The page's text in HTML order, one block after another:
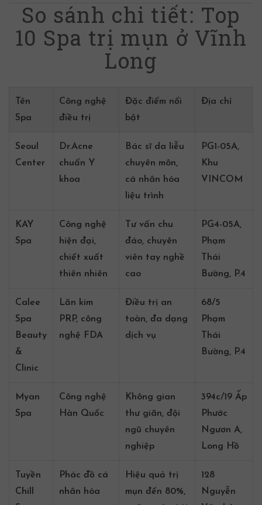
So sánh chi tiết: Top
10 Spa trị mụn ở Vĩnh
Long
Tên
Spa
Công nghệ
điều trị
Đặc điểm nổi
bật
Địa chỉ
Seoul
Center
Dr.Acne
chuẩn Y
khoa
Bác sĩ da liễu
chuyên môn,
cá nhân hóa
liệu trình
PG1-05A,
Khu
VINCOM
KAY
Spa
Công nghệ
hiện đại,
chiết xuất
thiên nhiên
Tư vấn chu
đáo, chuyên
viên tay nghề
cao
PG4-05A,
Phạm
Thái
Bường, P.4
Calee
Spa
Beauty
&
Clinic
Lăn kim
PRP, công
nghệ FDA
Điều trị an
toàn, đa dạng
dịch vụ
68/5
Phạm
Thái
Bường, P.4
Myan
Spa
Công nghệ
Hàn Quốc
Không gian
thư giãn, đội
ngũ chuyên
nghiệp
394c/19 Ấp
Phước
Ngươn A,
Long Hồ
Tuyền
Chill
Phác đồ cá
nhân hóa
Hiệu quả trị
mụn đến 80%,
128
Nguyễn